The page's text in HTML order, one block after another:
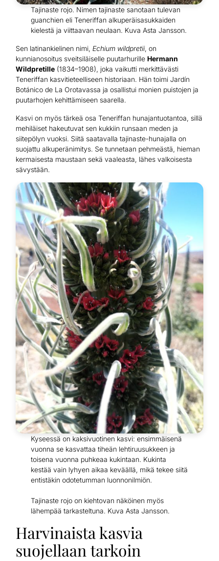
Tajinaste rojo. Nimen tajinaste sanotaan tulevan
guanchien eli Teneriffan alkuperäisasukkaiden
kielestä ja viittaavan neulaan. Kuva Asta Jansson.
Sen latinankielinen nimi, Echium wildpretii, on
kunnianosoitus sveitsiläiselle puutarhurille Hermann
Wildpretille (1834–1908), joka vaikutti merkittävästi
Teneriffan kasvitieteelliseen historiaan. Hän toimi Jardín
Botánico de La Orotavassa ja osallistui monien puistojen ja
puutarhojen kehittämiseen saarella.
Kasvi on myös tärkeä osa Teneriffan hunajantuotantoa, sillä
mehiläiset hakeutuvat sen kukkiin runsaan meden ja
siitepölyn vuoksi. Siitä saatavalla tajinaste-hunajalla on
suojattu alkuperänimitys. Se tunnetaan pehmeästä, hieman
kermaisesta maustaan sekä vaaleasta, lähes valkoisesta
sävystään.
Kyseessä on kaksivuotinen kasvi: ensimmäisenä
vuonna se kasvattaa tiheän lehtiruusukkeen ja
toisena vuonna puhkeaa kukintaan. Kukinta
kestää vain lyhyen aikaa keväällä, mikä tekee siitä
entistäkin odotetumman luonnonilmiön.
Tajinaste rojo on kiehtovan näköinen myös
lähempää tarkasteltuna. Kuva Asta Jansson.
Harvinaista kasvia
suojellaan tarkoin